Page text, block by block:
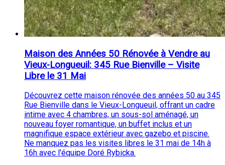
Maison des Années 50 Rénovée à Vendre au
Vieux-Longueuil: 345 Rue Bienville – Visite
Libre le 31 Mai
Découvrez cette maison rénovée des années 50 au 345
Rue Bienville dans le Vieux-Longueuil, offrant un cadre
intime avec 4 chambres, un sous-sol aménagé, un
nouveau foyer romantique, un buffet inclus et un
magnifique espace extérieur avec gazebo et piscine.
Ne manquez pas les visites libres le 31 mai de 14h à
16h avec l'équipe Doré Rybicka.